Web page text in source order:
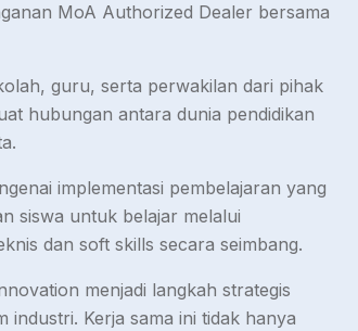
MoA Authorized Dealer bersama
guru, serta perwakilan dari pihak
hubungan antara dunia pendidikan
implementasi pembelajaran yang
siswa untuk belajar melalui
dan soft skills secara seimbang.
menjadi langkah strategis
Kerja sama ini tidak hanya